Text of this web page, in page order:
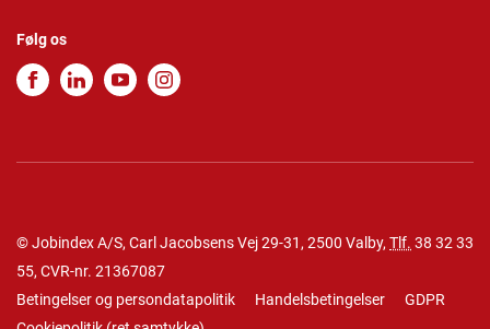
Følg os
© Jobindex A/S, Carl Jacobsens Vej 29-31, 2500 Valby, Tlf. 38 32 33
55, CVR-nr. 21367087
Betingelser og persondatapolitik
Handelsbetingelser
GDPR